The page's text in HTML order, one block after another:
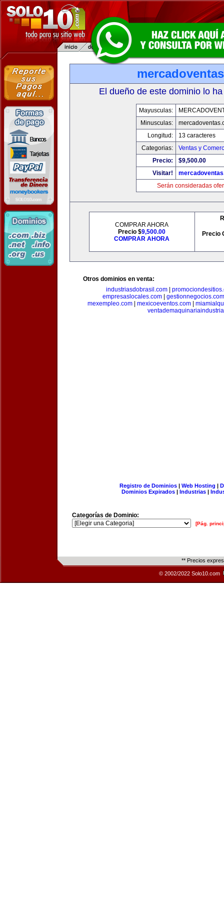
El dueño de este dominio lo
Mayusculas:
Minusculas:
Longitud:
13 caracteres
Categorias:
Ventas y
Precio:
$9,500.00
Visitar!
Serán consideradas
COMPRAR AHORA
Precio $9,500.00
COMPRAR AHORA
Precio
Otros dominios en venta:
industriasdobrasil.com|
empresaslocales.com| gestionnegocios.com
mexempleo.com| mexicoeventos.com|
Registro de Dominios| Web Hosting |
Dominios Expirados | Industrias |
Categorías de Dominio:
[Pág.
** Precios
© 2002/2022 Solo10.com